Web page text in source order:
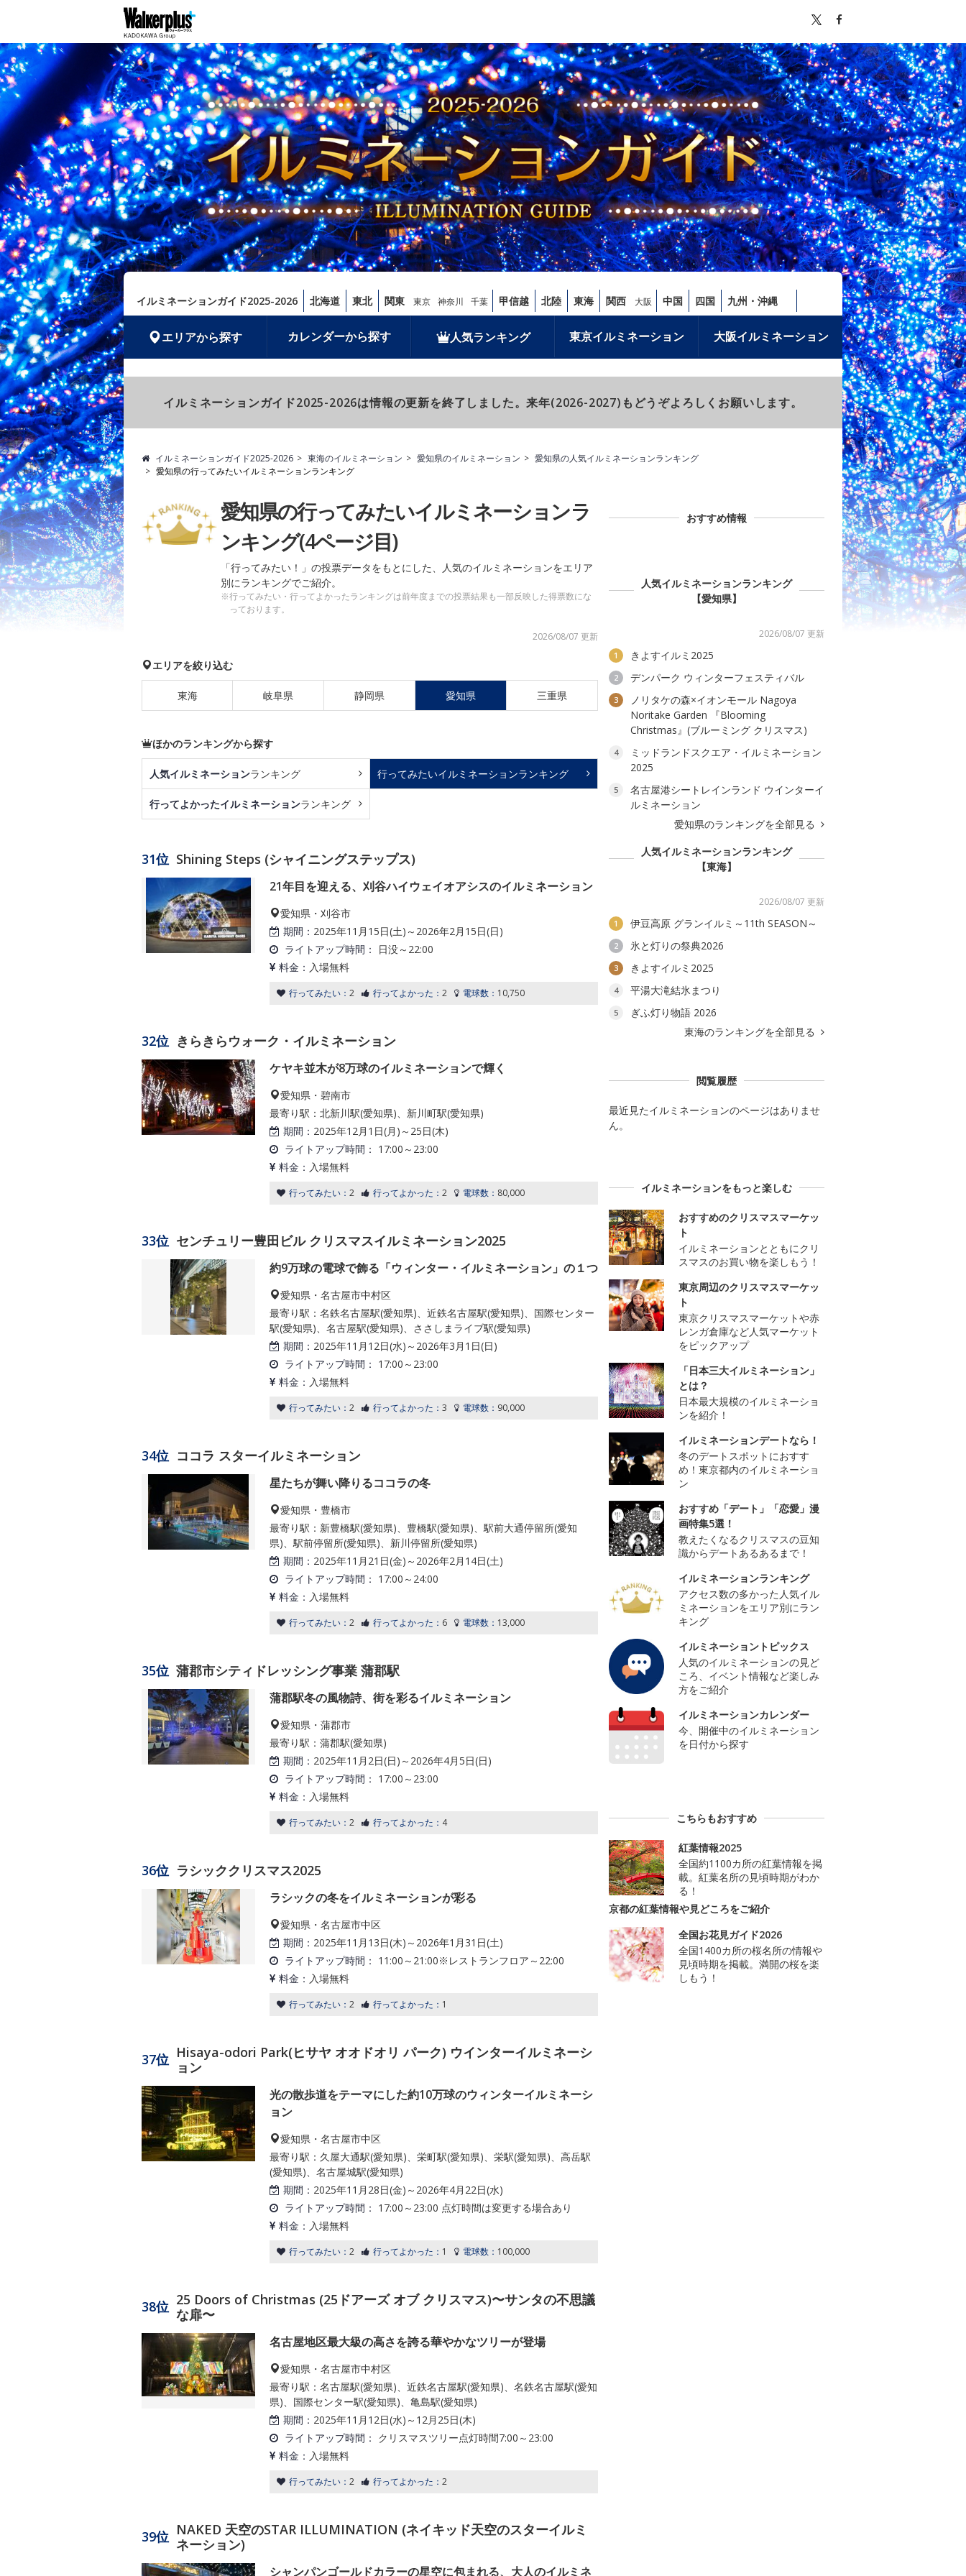
イルミネーションガイド2025-2026 北海道 東北 関東 東京 神奈川 千葉 甲信越 北陸 東海 関西 大阪 中国 四国 九州・沖縄
エリアから探す カレンダーから探す 人気ランキング 東京イルミネーション 大阪イルミネーション
イルミネーションガイド2025-2026は情報の更新を終了しました。来年(2026-2027)もどうぞよろしくお願いします。
イルミネーションガイド2025-2026 東海のイルミネーション 愛知県のイルミネーション
愛知県の人気イルミネーションランキング
愛知県の行ってみたいイルミネーションランキング
愛知県の行ってみたいイルミネーションラ
ンキング(4ページ目)
「行ってみたい！」の投票データをもとにした、人気のイルミネーションをエリア
別にランキングでご紹介。
※行ってみたい・行ってよかったランキングは前年度までの投票結果も一部反映した得票数にな
っております。
2026/08/07 更新
エリアを絞り込む
東海 岐阜県 静岡県 愛知県 三重県
ほかのランキングから探す
人気イルミネーションランキング 行ってみたいイルミネーションランキング
行ってよかったイルミネーションランキング
31位 Shining Steps (シャイニングステップス)
21年目を迎える、刈谷ハイウェイオアシスのイルミネーション
愛知県・刈谷市
期間： 2025年11月15日(土)～2026年2月15日(日)
ライトアップ時間：
日没～22:00
料金： 入場無料
行ってみたい： 2 行ってよかった： 2 電球数： 10,750
32位 きらきらウォーク・イルミネーション
ケヤキ並木が8万球のイルミネーションで輝く
愛知県・碧南市
最寄り駅：北新川駅(愛知県)、新川町駅(愛知県)
期間： 2025年12月1日(月)～25日(木)
ライトアップ時間： 17:00～23:00
料金： 入場無料
行ってみたい： 2 行ってよかった： 2 電球数： 80,000
33位 センチュリー豊田ビル クリスマスイルミネーション2025
約9万球の電球で飾る「ウィンター・イルミネーション」の１つ
愛知県・名古屋市中村区
最寄り駅：名鉄名古屋駅(愛知県)、近鉄名古屋駅(愛知県)、国際センター
駅(愛知県)、名古屋駅(愛知県)、ささしまライブ駅(愛知県)
期間： 2025年11月12日(水)～2026年3月1日(日)
ライトアップ時間： 17:00～23:00
料金： 入場無料
行ってみたい： 2 行ってよかった： 3 電球数： 90,000
34位 ココラ スターイルミネーション
星たちが舞い降りるココラの冬
愛知県・豊橋市
最寄り駅：新豊橋駅(愛知県)、豊橋駅(愛知県)、駅前大通停留所(愛知
県)、駅前停留所(愛知県)、新川停留所(愛知県)
期間： 2025年11月21日(金)～2026年2月14日(土)
ライトアップ時間： 17:00～24:00
料金： 入場無料
行ってみたい： 2 行ってよかった： 6 電球数： 13,000
35位 蒲郡市シティドレッシング事業 蒲郡駅
蒲郡駅冬の風物詩、街を彩るイルミネーション
愛知県・蒲郡市
最寄り駅：蒲郡駅(愛知県)
期間： 2025年11月2日(日)～2026年4月5日(日)
ライトアップ時間： 17:00～23:00
料金： 入場無料
行ってみたい： 2 行ってよかった： 4
36位 ラシッククリスマス2025
ラシックの冬をイルミネーションが彩る
愛知県・名古屋市中区
期間： 2025年11月13日(木)～2026年1月31日(土)
ライトアップ時間： 11:00～21:00※レストランフロア～22:00
料金： 入場無料
行ってみたい： 2 行ってよかった： 1
37位 Hisaya-odori Park(ヒサヤ オオドオリ パーク) ウインターイルミネーシ
ョン
光の散歩道をテーマにした約10万球のウィンターイルミネーシ
ョン
愛知県・名古屋市中区
最寄り駅：久屋大通駅(愛知県)、栄町駅(愛知県)、栄駅(愛知県)、高岳駅
(愛知県)、名古屋城駅(愛知県)
期間： 2025年11月28日(金)～2026年4月22日(水)
ライトアップ時間： 17:00～23:00 点灯時間は変更する場合あり
料金： 入場無料
行ってみたい： 2 行ってよかった： 1 電球数： 100,000
38位 25 Doors of Christmas (25ドアーズ オブ クリスマス)〜サンタの不思議
な扉〜
名古屋地区最大級の高さを誇る華やかなツリーが登場
愛知県・名古屋市中村区
最寄り駅：名古屋駅(愛知県)、近鉄名古屋駅(愛知県)、名鉄名古屋駅(愛知
県)、国際センター駅(愛知県)、亀島駅(愛知県)
期間： 2025年11月12日(水)～12月25日(木)
ライトアップ時間： クリスマスツリー点灯時間7:00～23:00
料金： 入場無料
行ってみたい： 2 行ってよかった： 2
39位 NAKED 天空のSTAR ILLUMINATION (ネイキッド天空のスターイルミ
ネーション)
シャンパンゴールドカラーの星空に包まれる、大人のイルミネ
おすすめ情報
人気イルミネーションランキング
【愛知県】
2026/08/07 更新
1 きよすイルミ2025
2 デンパーク ウィンターフェスティバル
3
ノリタケの森×イオンモール Nagoya
Noritake Garden 『Blooming
Christmas』(ブルーミング クリスマス)
4
ミッドランドスクエア・イルミネーション
2025
5
名古屋港シートレインランド ウインターイ
ルミネーション
愛知県のランキングを全部見る
人気イルミネーションランキング
【東海】
2026/08/07 更新
1 伊豆高原 グランイルミ～11th SEASON～
2 氷と灯りの祭典2026
3 きよすイルミ2025
4 平湯大滝結氷まつり
5
ぎふ灯り物語 2026
東海のランキングを全部見る
閲覧履歴
最近見たイルミネーションのページはありませ
ん。
イルミネーションをもっと楽しむ
おすすめのクリスマスマーケッ
ト
イルミネーションとともにクリ
スマスのお買い物を楽しもう！
東京周辺のクリスマスマーケッ
ト
東京クリスマスマーケットや赤
レンガ倉庫など人気マーケット
をピックアップ
「日本三大イルミネーション」
とは？
日本最大規模のイルミネーショ
ンを紹介！
イルミネーションデートなら！
冬のデートスポットにおすす
め！東京都内のイルミネーショ
ン
おすすめ「デート」「恋愛」漫
画特集5選！
教えたくなるクリスマスの豆知
識からデートあるあるまで！
イルミネーションランキング
アクセス数の多かった人気イル
ミネーションをエリア別にラン
キング
イルミネーショントピックス
人気のイルミネーションの見ど
ころ、イベント情報など楽しみ
方をご紹介
イルミネーションカレンダー
今、開催中のイルミネーション
を日付から探す
こちらもおすすめ
紅葉情報2025
全国約1100カ所の紅葉情報を掲
載。紅葉名所の見頃時期がわか
る！
京都の紅葉情報や見どころをご紹介
全国お花見ガイド2026
全国1400カ所の桜名所の情報や
見頃時期を掲載。満開の桜を楽
しもう！